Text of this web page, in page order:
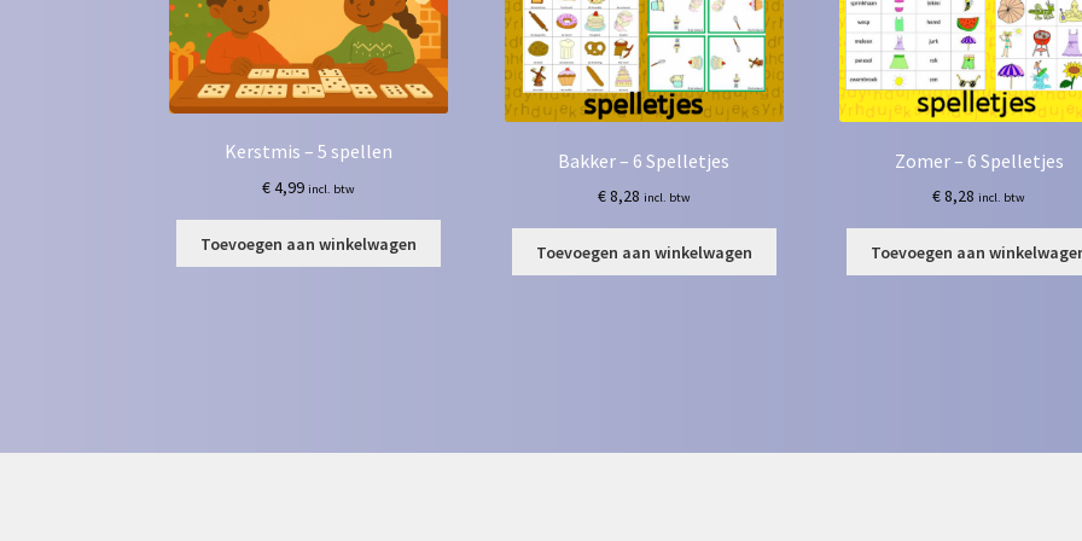
Kerstmis – 5 spellen
€4,99 incl. btw
Toevoegen aan winkelwagen
Bakker – 6 Spelletjes
€8,28 incl. btw
Toevoegen aan winkelwagen
Zomer – 6 Spelletjes
€8,28 incl. btw
Toevoegen aan